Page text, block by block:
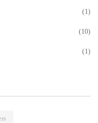
(1)
(10)
(1)